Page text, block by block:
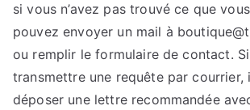
si vous n’avez pas trouvé ce que
pouvez envoyer un mail à
ou remplir le formulaire de contact.
transmettre une requête par courrier,
déposer une lettre recommandée